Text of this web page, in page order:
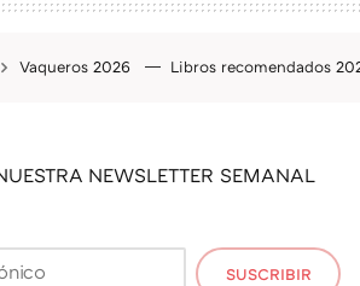
Vaqueros 2026 Libros recomendados
NEWSLETTER SEMANAL
SUSCRIBIR